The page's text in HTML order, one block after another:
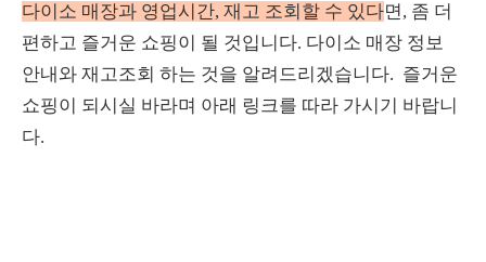
다이소 매장과 영업시간, 재고 조회할 수 있다면, 좀 더
편하고 즐거운 쇼핑이 될 것입니다. 다이소 매장 정보
안내와 재고조회 하는 것을 알려드리겠습니다. 즐거운
쇼핑이 되시실 바라며 아래 링크를 따라 가시기 바랍니
다.